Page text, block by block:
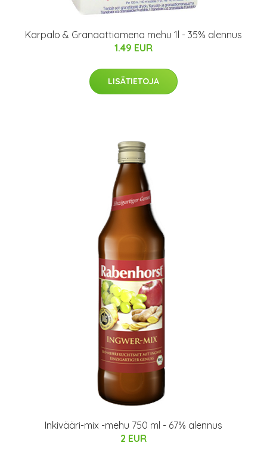
Karpalo & Granaattiomena mehu 1l - 35% alennus
1.49 EUR
LISÄTIETOJA
Inkivääri-mix -mehu 750 ml - 67% alennus
2 EUR